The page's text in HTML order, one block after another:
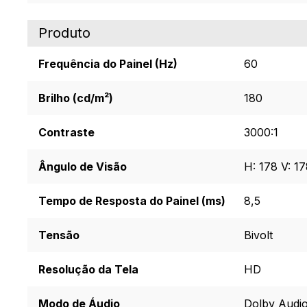
Produto
Frequência do Painel (Hz) 60
Brilho (cd/m²) 180
Contraste 3000:1
Ângulo de Visão H: 178 V:
Tempo de Resposta do Painel (ms) 8,5
Tensão Bivolt
Resolução da Tela HD
Modo de Áudio Dolby